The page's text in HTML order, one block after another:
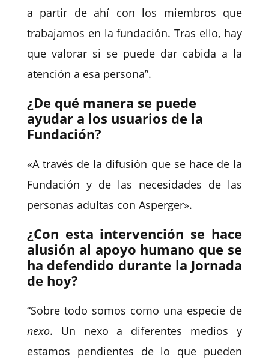
a partir de ahí con los miembros que
trabajamos en la fundación. Tras ello, hay
que valorar si se puede dar cabida a la
atención a esa persona”.
¿De qué manera se puede
ayudar a los usuarios de la
Fundación?
«A través de la difusión que se hace de la
Fundación y de las necesidades de las
personas adultas con Asperger».
¿Con esta intervención se hace
alusión al apoyo humano que se
ha defendido durante la Jornada
de hoy?
“Sobre todo somos como una especie de
nexo. Un nexo a diferentes medios y
estamos pendientes de lo que pueden